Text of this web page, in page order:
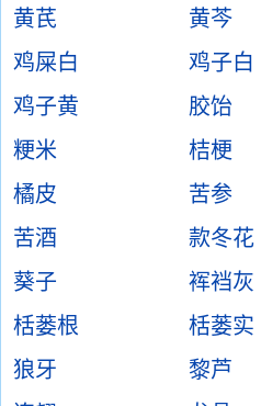
黄芪
黄芩
鸡屎白
鸡子白
鸡子黄
胶饴
粳米
桔梗
橘皮
苦参
苦酒
款冬花
葵子
裈裆灰
栝蒌根
栝蒌实
狼牙
黎芦